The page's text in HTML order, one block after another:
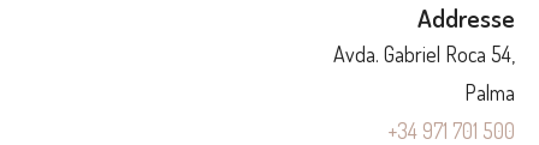
Addresse
Avda. Gabriel Roca 54,
Palma
+34 971 701 500